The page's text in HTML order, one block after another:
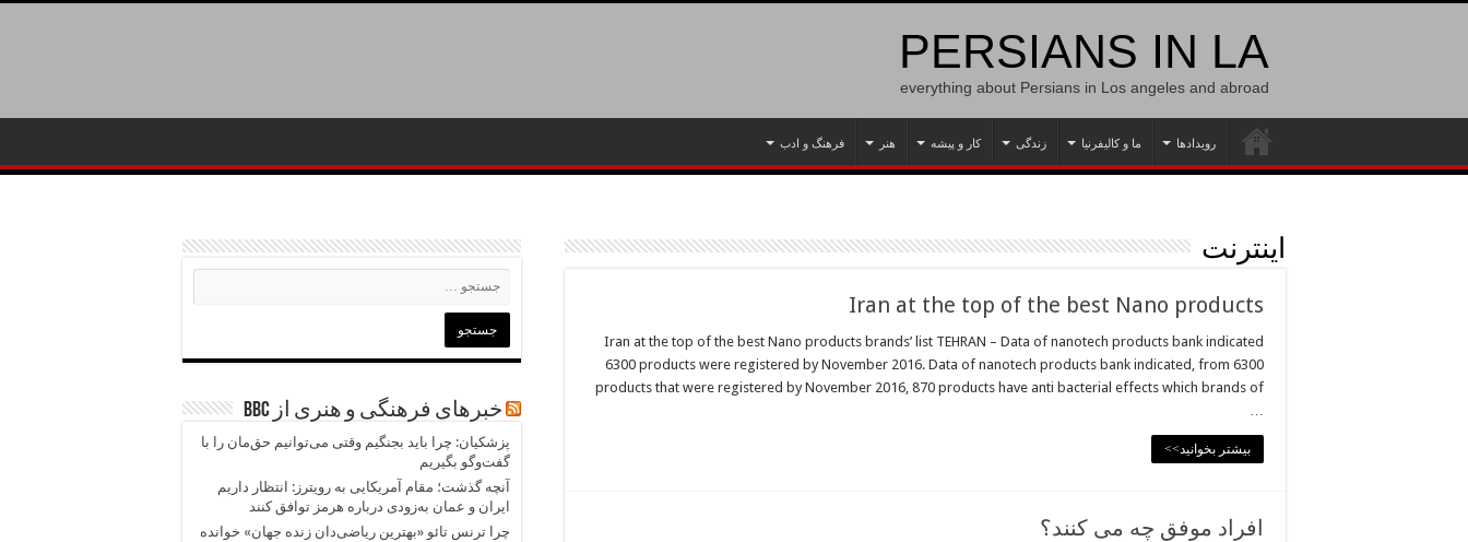
PERSIANS IN LA
everything about Persians in Los angeles and abroad
رویدادها ما و کالیفرنیا زندگی کار و پیشه هنر فرهنگ و ادب
اینترنت
Iran at the top of the best Nano products
Iran at the top of the best Nano products brands’ list TEHRAN – Data of nanotech products bank indicated
6300 products were registered by November 2016. Data of nanotech products bank indicated, from 6300
products that were registered by November 2016, 870 products have anti bacterial effects which brands of
…
بیشتر بخوانید>>
افراد موفق چه می کنند؟
خبرهای فرهنگی و هنری از BBC
پزشکیان: چرا باید بجنگیم وقتی می‌توانیم حق‌مان را با
گفت‌وگو بگیریم
آنچه گذشت؛ مقام آمریکایی به رویترز: انتظار داریم
ایران و عمان به‌زودی درباره هرمز توافق کنند
چرا ترنس تائو «بهترین ریاضی‌دان زنده جهان» خوانده